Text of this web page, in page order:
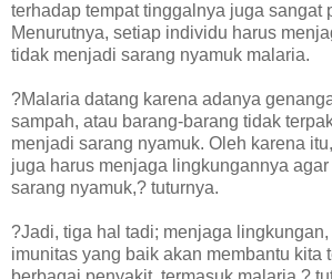
terhadap tempat tinggalnya juga sangat
Menurutnya, setiap individu harus
tidak menjadi sarang nyamuk malaria.
?Malaria datang karena adanya
sampah, atau barang-barang tidak
menjadi sarang nyamuk. Oleh karena
juga harus menjaga lingkungannya
sarang nyamuk,? tuturnya.
?Jadi, tiga hal tadi; menjaga
imunitas yang baik akan membantu kita